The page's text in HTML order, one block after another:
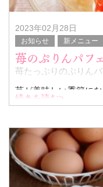
2023年02月28日
お知らせ 新メニュー
苺のぷりんパフェ
苺たっぷりのぷりんパ
苺が美味しい季節に
続きを読む>